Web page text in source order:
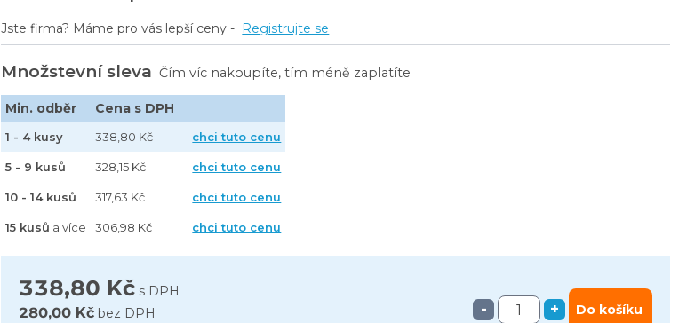
338,80 Kč s DPH
280,00 Kč bez DPH
- + Do košíku
Jste firma? Máme pro vás lepší ceny - Registrujte se
Množstevní sleva Čím víc nakoupíte, tím méně zaplatíte
Min. odběr Cena s DPH
1 - 4 kusy 338,80 Kč chci tuto cenu
5 - 9 kusů 328,15 Kč chci tuto cenu
10 - 14 kusů 317,63 Kč chci tuto cenu
15 kusů a více 306,98 Kč chci tuto cenu